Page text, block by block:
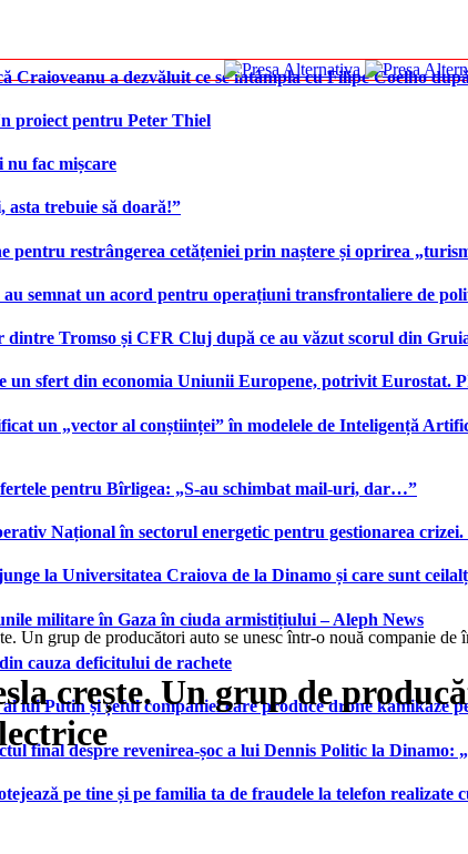
Craioveanu a dezvăluit ce se întâmpla cu Filipe Coelho
proiect pentru Peter Thiel
nu fac mișcare
asta trebuie să doară!”
pentru restrângerea cetățeniei prin naștere și oprirea
semnat un acord pentru operațiuni transfrontaliere de
Tromso și CFR Cluj după ce au văzut scorul din
un sfert din economia Uniunii Europene, potrivit Eurostat.
un „vector al conștiinței” în modelele de Inteligență
pentru Bîrligea: „S-au schimbat mail-uri, dar…”
Național în sectorul energetic pentru gestionarea
la Universitatea Craiova de la Dinamo și care sunt
militare în Gaza în ciuda armistițiului – Aleph News
cauza deficitului de rachete
lui Putin și șeful companiei care produce drone kamikaze
final despre revenirea-șoc a lui Dennis Politic la Dinamo:
pe tine și pe familia ta de fraudele la telefon
Un grup de producători auto se unesc într-o nouă companie de
crește. Un grup de